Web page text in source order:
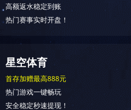
噪声检测